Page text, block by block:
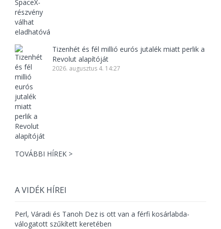
Tizenhét és fél millió eurós jutalék miatt perlik a
Revolut alapítóját
2026. augusztus 4. 14:27
TOVÁBBI HÍREK >
A VIDÉK HÍREI
Perl, Váradi és Tanoh Dez is ott van a férfi kosárlabda-
válogatott szűkített keretében